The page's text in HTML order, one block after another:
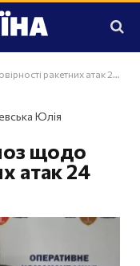
ракетних атак 24 лютого
Юлія
щодо
атак 24